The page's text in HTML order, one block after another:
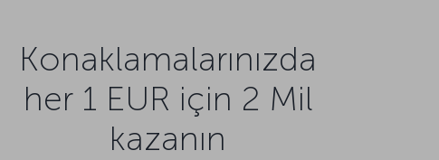
Konaklamalarınızda
her 1 EUR için 2 Mil
kazanın